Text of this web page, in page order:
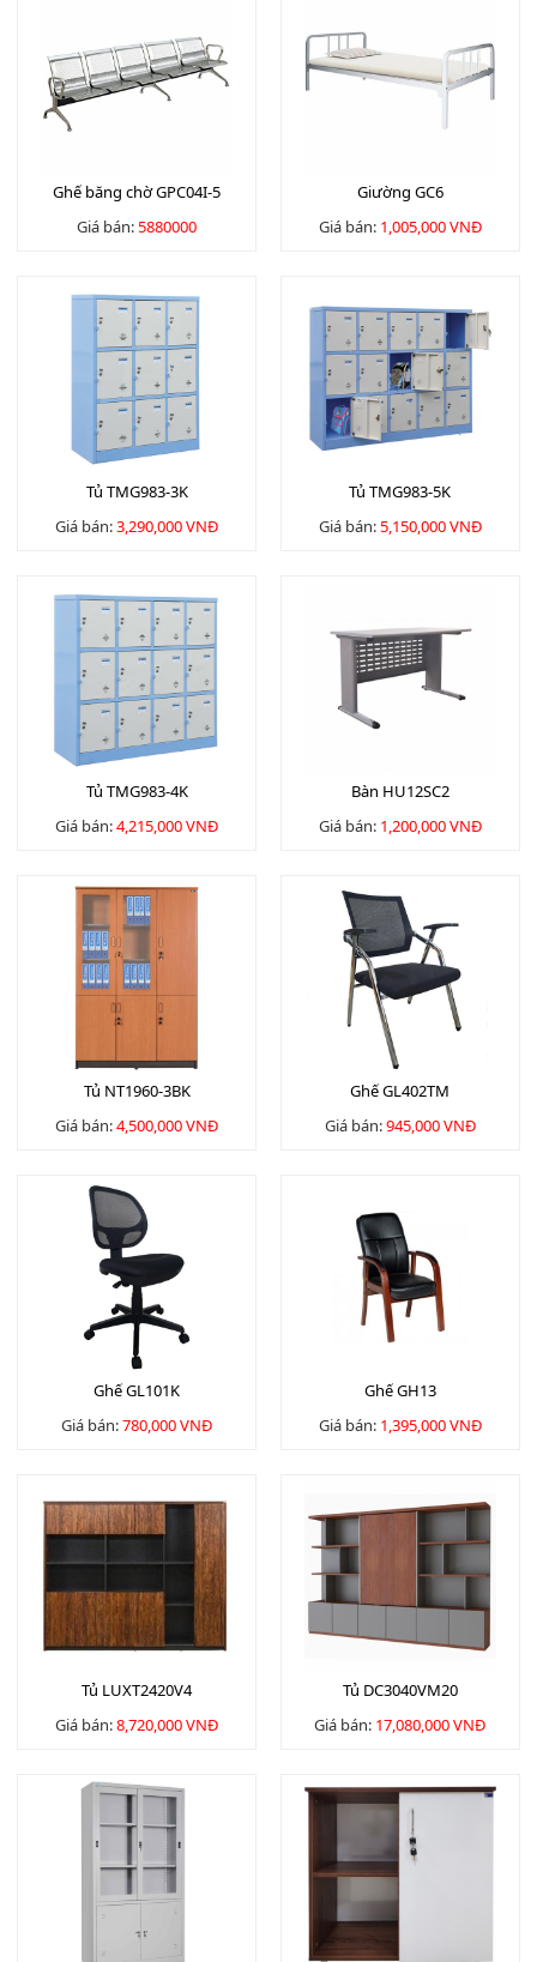
Ghế băng chờ GPC04I-5
Giá bán:5880000
Giường GC6
Giá bán: 1,005,000 VNĐ
Tủ TMG983-3K
Giá bán:3,290,000 VNĐ
Tủ TMG983-5K
Giá bán:5,150,000 VNĐ
Tủ TMG983-4K
Giá bán:4,215,000 VNĐ
Bàn HU12SC2
Giá bán: 1,200,000 VNĐ
Tủ NT1960-3BK
Giá bán:4,500,000 VNĐ
Ghế GL402TM
Giá bán:945,000 VNĐ
Ghế GL101K
Giá bán:780,000 VNĐ
Ghế GH13
Giá bán: 1,395,000 VNĐ
Tủ LUXT2420V4
Giá bán:8,720,000 VNĐ
Tủ DC3040VM20
Giá bán: 17,080,000 VNĐ